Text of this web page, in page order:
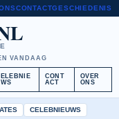
CONTACTGESCHIEDENIS
VANDAAG
CONT
ACT
OVER
ONS
CELEBNIEUWS